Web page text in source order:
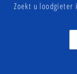
Zoekt u loodgieter